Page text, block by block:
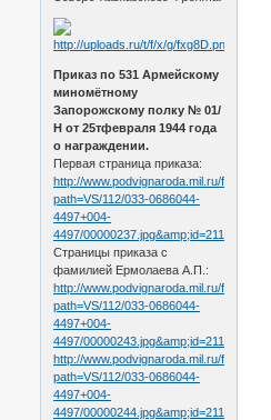
Приказ по 531 Армейскому
миномётному
Запорожскому полку № 01/
Н от 25тфевраля 1944 года
о награждении.
Первая страница приказа:
http://www.podvignaroda.mil.ru/filter/
path=VS/112/033-0686044-
4497+004-
4497/
Страницы приказа с
фамилией Ермолаева А.П.:
http://www.podvignaroda.mil.ru/filter/
path=VS/112/033-0686044-
4497+004-
4497/
http://www.podvignaroda.mil.ru/filter/
path=VS/112/033-0686044-
4497+004-
4497/